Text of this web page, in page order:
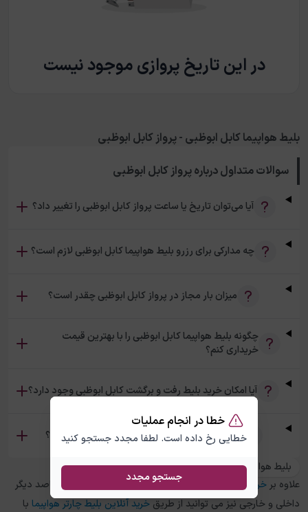
خطا در انجام عملیات
خطایی رخ داده است. لطفا مجدد جستجو کنید
جستجو مجدد
در این تاریخ پروازی موجود نیست
بلیط هواپیما کابل ابوظبی - پرواز کابل ابوظبی
سوالات متداول دربارهپرواز کابل ابوظبی
آیا می‌توان تاریخ یا ساعت پرواز کابل ابوظبی را تغییر داد؟
چه مدارکی برای رزرو بلیط هواپیما کابل ابوظبی لازم است؟
میزان بار مجاز در پرواز کابل ابوظبی چقدر است؟
چگونه بلیط هواپیما کابل ابوظبی را با بهترین قیمت
خریداری کنم؟
آیا امکان خرید بلیط رفت و برگشت کابل ابوظبی وجود دارد؟
تفاوت بلیط چارتر و سیستمی کابل ابوظبی چیست؟
بلیط هواپیما ابوظبی به کابل
علاوه بر خرید بلیط هواپیما کابل ابوظبی
، در چارتر 118 برای مقاصد دیگر
داخلی و خارجی نیز می توانید از طریق خرید آنلاین بلیط چارتر هواپیما با